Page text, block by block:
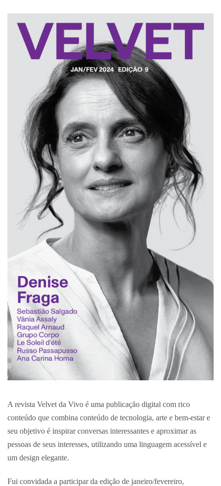
A revista Velvet da Vivo é uma publicação digital com rico
conteúdo que combina conteúdo de tecnologia, arte e bem-estar e
seu objetivo é inspirar conversas interessantes e aproximar as
pessoas de seus interesses, utilizando uma linguagem acessível e
um design elegante.
Fui convidada a participar da edição de janeiro/fevereiro,